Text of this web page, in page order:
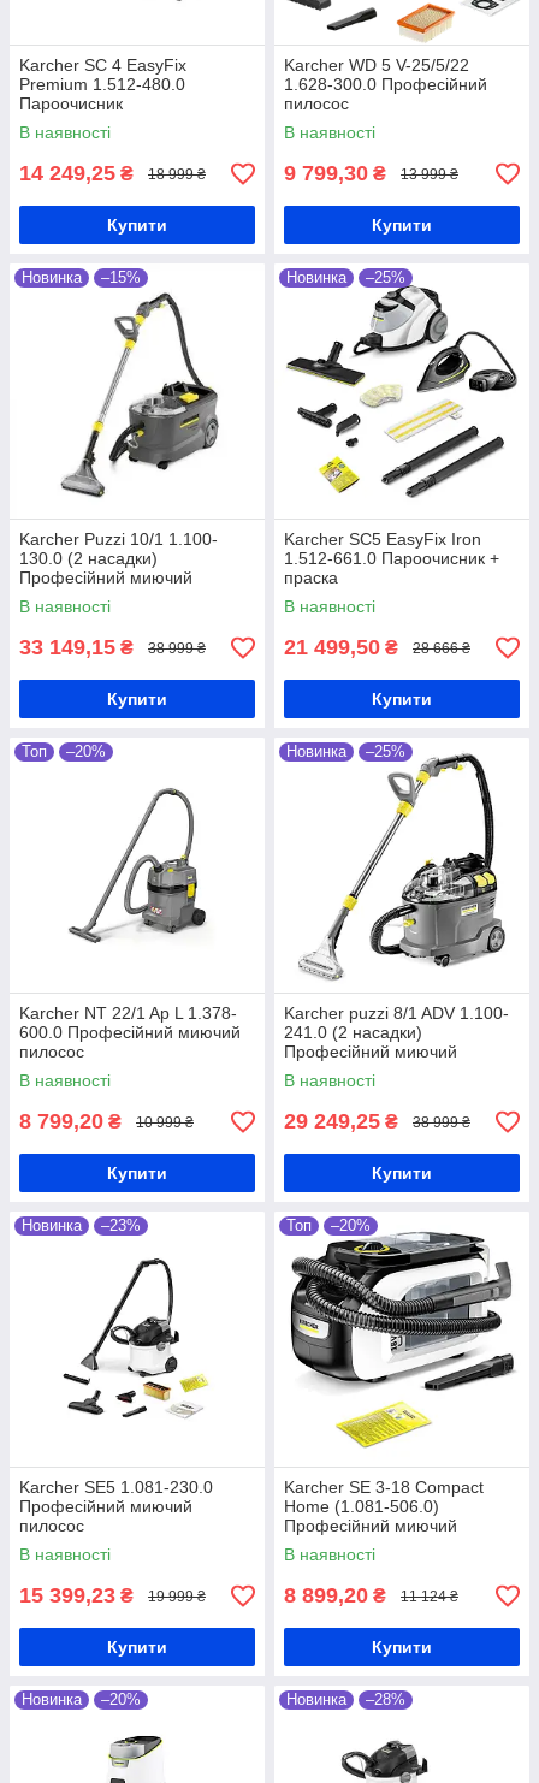
Оперативна робота
, обігрівачі та
тепловентилятори, а також інша побутова
техніка і електроніка зберігаються у нас на
складі, тому ми організуємо швидку
доставку замовлень до будь-якої точки
Що кажуть покупці нашого
Схема покупки
Щоб зробити покупку у нас
на сайті достатньо додати до
кошику товар, що вас
зацікавив, або зв'язатися з
нами у телефонному режимі.
Зворотній зв'язок
Ми передзвонимо вам для
підтвердження замовлення і
уточнення інформації для
відправки, а також
постараємось відповісти на
питання, що виникли у вас.
Розплатитися за покупку
можна у безготівковій формі
(на банківські реквізити або
МоноБанк) та готівкою,
замовляючи на відділення
пошти.
Karcher SC 4 EasyFix
Premium 1.512-480.0
Пароочисник
В наявності
14 249,25 ₴ 18 999 ₴
Купити
Karcher WD 5 V-25/5/22
1.628-300.0 Професійний
пилосос
В наявності
9 799,30 ₴ 13 999 ₴
Купити
Новинка –15%
Karcher Puzzi 10/1 1.100-
130.0 (2 насадки)
Професійний миючий
пилосос 1250 Вт
В наявності
33 149,15 ₴ 38 999 ₴
Купити
Новинка –25%
Karcher SC5 EasyFix Iron
1.512-661.0 Пароочисник +
праска
В наявності
21 499,50 ₴ 28 666 ₴
Купити
Топ –20%
Karcher NT 22/1 Ap L 1.378-
600.0 Професійний миючий
пилосос
В наявності
8 799,20 ₴ 10 999 ₴
Купити
Новинка –25%
Karcher puzzi 8/1 ADV 1.100-
241.0 (2 насадки)
Професійний миючий
пилосос
В наявності
29 249,25 ₴ 38 999 ₴
Купити
Новинка –23%
Karcher SE5 1.081-230.0
Професійний миючий
пилосос
В наявності
15 399,23 ₴ 19 999 ₴
Купити
Топ –20%
Karcher SE 3-18 Compact
Home (1.081-506.0)
Професійний миючий
пилосос
В наявності
8 899,20 ₴ 11 124 ₴
Купити
Новинка –20% Новинка –28%